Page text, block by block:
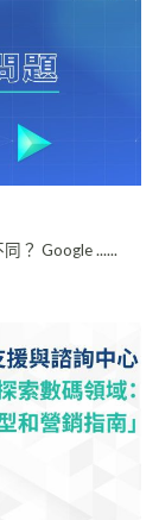
？ Google ......